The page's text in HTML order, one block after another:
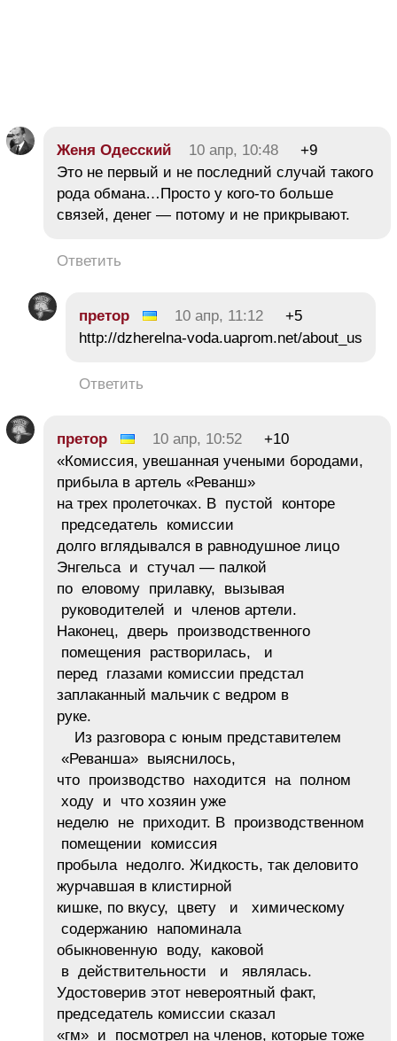
Женя Одесский 10 апр, 10:48
+9
Это не первый и не последний случай такого
рода обмана…Просто у кого-то больше
связей, денег — потому и не прикрывают.
Ответить
претор 10 апр, 11:12
+5
http://dzherelna-voda.uaprom.net/about_us
Ответить
претор 10 апр, 10:52
+10
«Комиссия, увешанная учеными бородами,
прибыла в артель «Реванш»
на трех пролеточках. В пустой конторе
председатель комиссии
долго вглядывался в равнодушное лицо
Энгельса и стучал — палкой
по еловому прилавку, вызывая
руководителей и членов артели.
Наконец, дверь производственного
помещения растворилась, и
перед глазами комиссии предстал
заплаканный мальчик с ведром в
руке.
Из разговора с юным представителем
«Реванша» выяснилось,
что производство находится на полном
ходу и что хозяин уже
неделю не приходит. В производственном
помещении комиссия
пробыла недолго. Жидкость, так деловито
журчавшая в клистирной
кишке, по вкусу, цвету и химическому
содержанию напоминала
обыкновенную воду, каковой
в действительности и являлась.
Удостоверив этот невероятный факт,
председатель комиссии сказал
«гм» и посмотрел на членов, которые тоже